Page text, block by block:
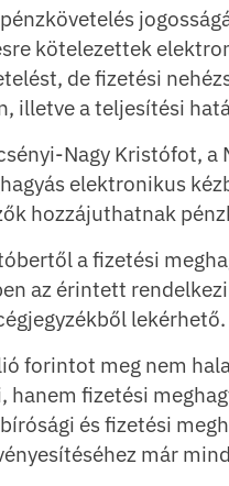
kötelezettek
de fizetési
illetve a teljesítési
Nagy Kristófot, a
elektronikus
hozzájuthatnak
a fizetési
az érintett
lekérhető.
forintot meg nem
fizetési
és fizetési
már